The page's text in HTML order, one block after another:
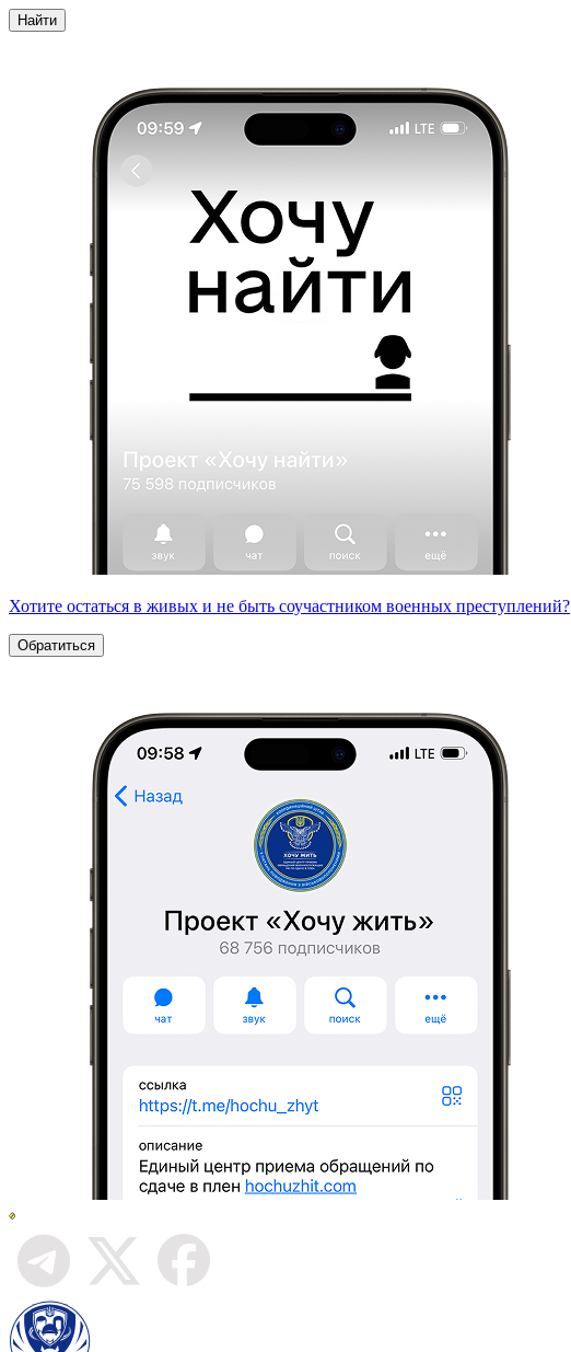
Найти
Хотите остаться в живых и не быть соучастником военных преступлений?
Обратиться